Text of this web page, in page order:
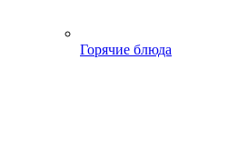
Горячие блюда